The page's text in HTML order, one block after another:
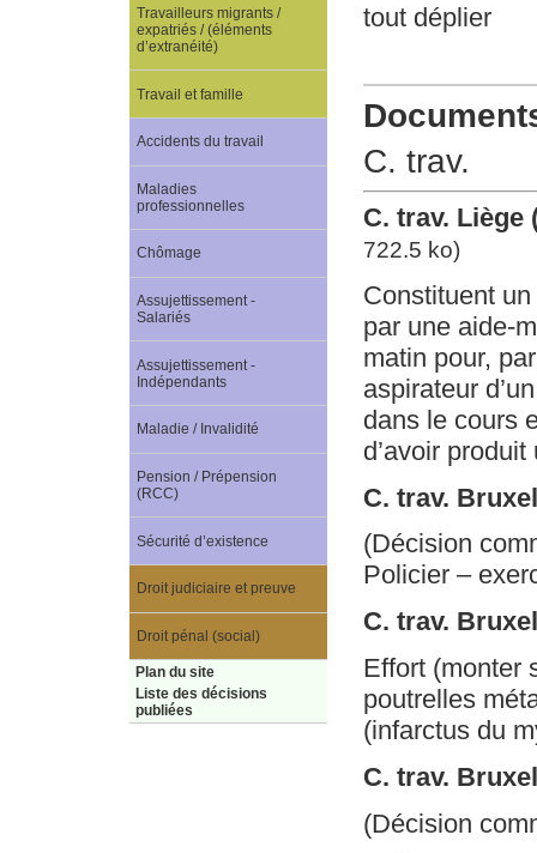
tout déplier
C. trav.
C. trav. Liège
722.5 ko)
Constituent
par une aide-
matin pour,
aspirateur
dans le cours
d’avoir
C. trav.
(Décision
Policier –
C. trav.
Effort (monter
poutrelles
(infarctus du
C. trav.
(Décision
Travailleurs migrants /
expatriés / (éléments
d’extranéité)
Travail et famille
Accidents du travail
Maladies
professionnelles
Chômage
Assujettissement -
Salariés
Assujettissement -
Indépendants
Maladie / Invalidité
Pension / Prépension
(RCC)
Sécurité d’existence
Droit judiciaire et preuve
Droit pénal (social)
Plan du site
Liste des décisions
publiées